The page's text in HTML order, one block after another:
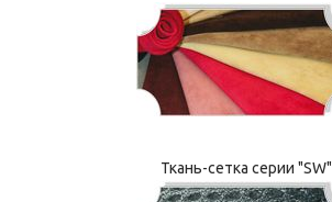
Ткань-сетка серии "SW"